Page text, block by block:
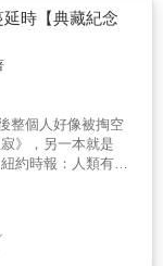
的感情
變奏曲， 也許
麼，但終有一天你
，同樣地，我一定
過了這麼多年，我
戰過&hellip;&hellip;
羅想撤銷生命中的
銘心的夜晚，他會
曾感
成為現在的自己？
，緊縛兩人的身與
有忘記那年夏天，
決定改變生活，回
有忘記那年夏天，
決定改變生活，回
前，坦率面對經過
的感情
話更深深沁入人
用三位主角的觀點
精采呈現。
著迷。前衛、浪
十分美妙。」 &
人充滿戒心，擁有
的生活。 她並
希望他離她遠遠
&mdash;&mdash;
夢想是遊戲人間，
延時【典藏紀念
整個人好像被掏空
、【作家】駱以